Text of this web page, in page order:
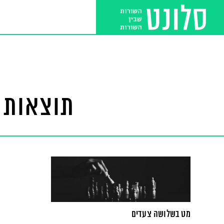
מט בשלושה צעדים